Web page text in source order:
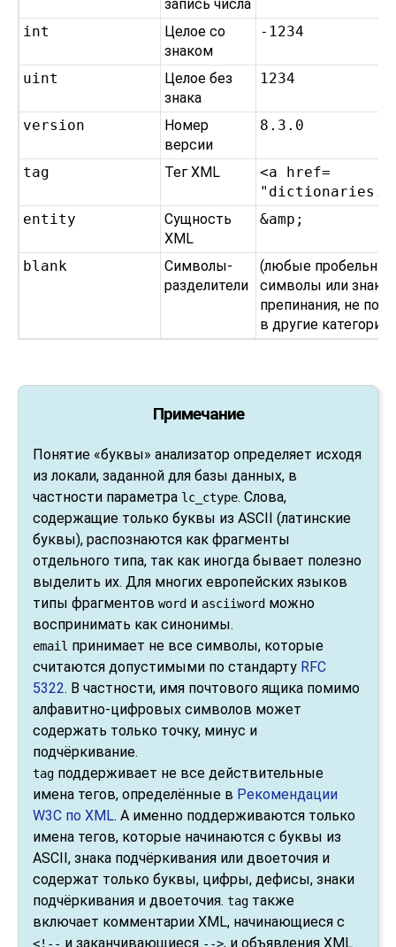
запись числа
int
Целое со
знаком
-1234
uint
Целое без
знака
1234
version
Номер
версии
8.3.0
tag Тег XML
<a href=​
entity
Сущность
XML
&amp;
blank
Символы-
разделители
(любые
символы или знаки
препинания, не
в другие категории)
Примечание
Понятие «буквы» анализатор определяет исходя
из локали, заданной для базы данных, в
частности параметра lc_ctype. Слова,
содержащие только буквы из ASCII (латинские
буквы), распознаются как фрагменты
отдельного типа, так как иногда бывает полезно
выделить их. Для многих европейских языков
типы фрагментов word и asciiword можно
воспринимать как синонимы.
email принимает не все символы, которые
считаются допустимыми по стандарту RFC
5322. В частности, имя почтового ящика помимо
алфавитно-цифровых символов может
содержать только точку, минус и
подчёркивание.
tag поддерживает не все действительные
имена тегов, определённые в Рекомендации
W3C по XML. А именно поддерживаются только
имена тегов, которые начинаются с буквы из
ASCII, знака подчёркивания или двоеточия и
содержат только буквы, цифры, дефисы, знаки
подчёркивания и двоеточия. tag также
включает комментарии XML, начинающиеся с
<!-- и заканчивающиеся -->, и объявления XML